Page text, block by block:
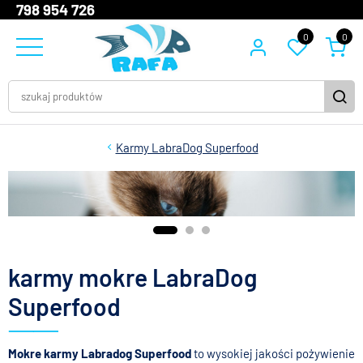
798 954 726
0 0
Karmy LabraDog Superfood
karmy mokre LabraDog
Superfood
Mokre karmy Labradog Superfoodto wysokiej jakości pożywienie